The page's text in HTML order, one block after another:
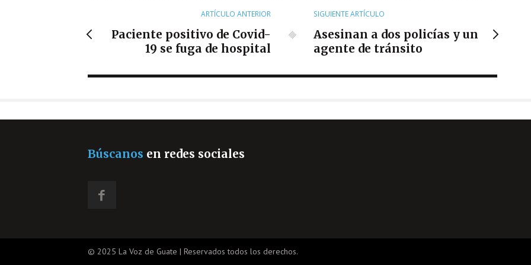
ARTÍCULO ANTERIOR
Paciente positivo de Covid-
19 se fuga de hospital
SIGUIENTE ARTÍCULO
Asesinan a dos policías y un
agente de tránsito
Búscanos en redes sociales
© 2025 La Voz de Guate | Reservados todos los derechos.